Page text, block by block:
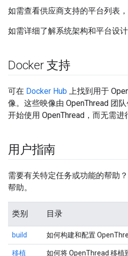
如需查看供应商支持的平台列表
如需详细了解系统架构和平台设
Docker 支持
可在 Docker Hub 上找到用于
像。这些映像由 OpenThread 团
开始使用 OpenThread，而无需进
用户指南
需要有关特定任务或功能的帮助
帮助。
类别 目录
build 如何构建和配置
移植 如何将 OpenThread 移植